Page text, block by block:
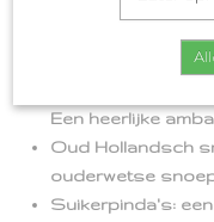
Appel/Aardbei
Een heerlijke
Oud Hollandsch
ouderwetse
Suikerpinda's: